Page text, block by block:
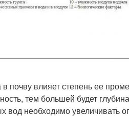
почву влияет степень ее
тем большей будет
вод необходимо увеличивать